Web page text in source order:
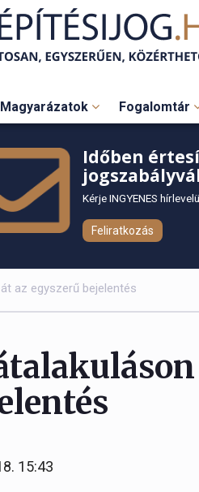
Magyarázatok Fogalomtár
Időben
Kérje INGYENES
Feliratkozás
az egyszerű bejelentés
15:43